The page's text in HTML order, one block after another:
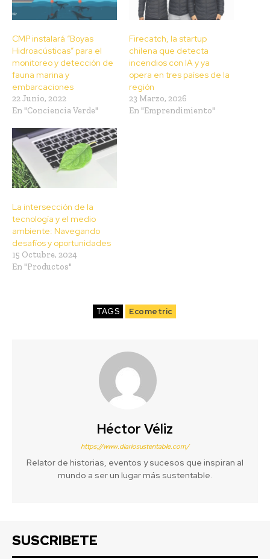
CMP instalará “Boyas
Hidroacústicas” para el
monitoreo y detección de
fauna marina y
embarcaciones
22 Junio, 2022
En "Conciencia Verde"
Firecatch, la startup
chilena que detecta
incendios con IA y ya
opera en tres países de la
región
23 Marzo, 2026
En "Emprendimiento"
La intersección de la
tecnología y el medio
ambiente: Navegando
desafíos y oportunidades
15 Octubre, 2024
En "Productos"
TAGS Ecometric
Héctor Véliz
https://www.diariosustentable.com/
Relator de historias, eventos y sucesos que inspiran al
mundo a ser un lugar más sustentable.
SUSCRIBETE